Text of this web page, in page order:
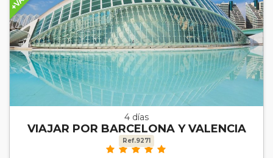
4 días
VIAJAR POR BARCELONA Y VALENCIA
Ref.9271